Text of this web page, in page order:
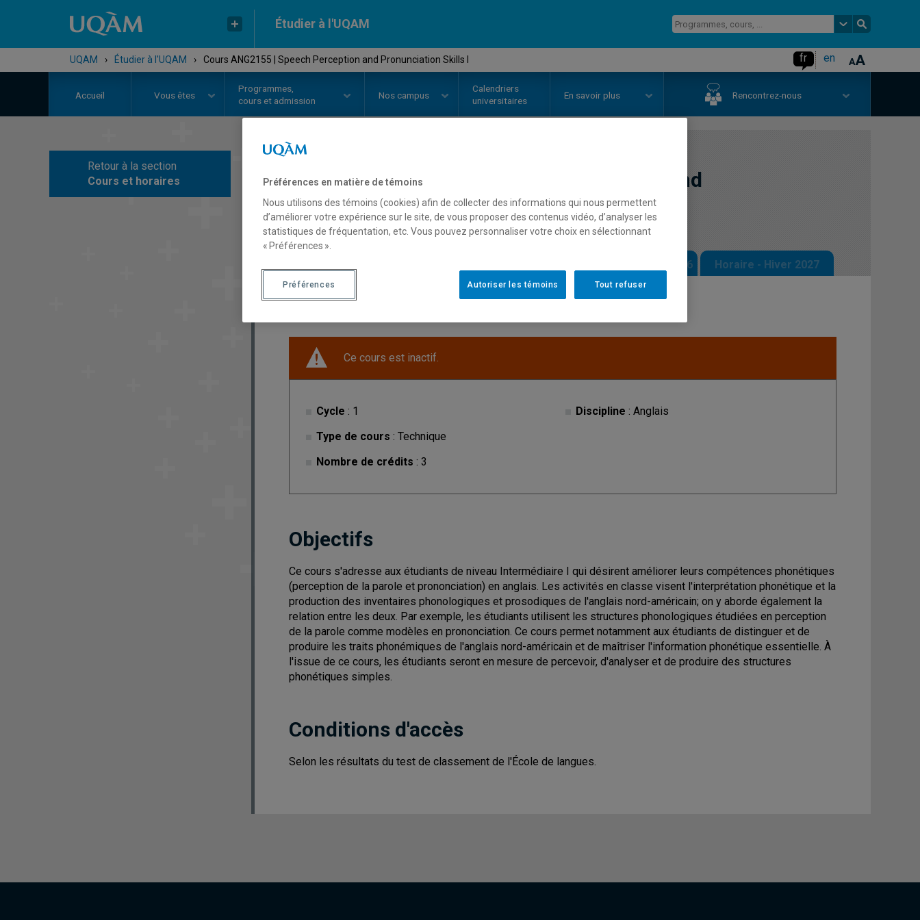
Étudier à l'UQAM
UQAM › Étudier à l'UQAM › Cours ANG2155 | Speech Perception and Pronunciation Skills I fr en
Accueil Vous êtes
Programmes,
cours et admission
Nos campus
Calendriers
universitaires
En savoir plus Rencontrez-nous
Retour à la section
Cours et horaires
COURS// ANG2155
Speech Perception and
Pronunciation Skills I
Horaire - Automne 2026 Horaire - Hiver 2027
Ce cours est inactif.
Cycle : 1
Type de cours : Technique
Nombre de crédits : 3
Discipline : Anglais
Objectifs
Ce cours s'adresse aux étudiants de niveau Intermédiaire I qui désirent améliorer leurs compétences phonétiques
(perception de la parole et prononciation) en anglais. Les activités en classe visent l'interprétation phonétique et la
production des inventaires phonologiques et prosodiques de l'anglais nord-américain; on y aborde également la
relation entre les deux. Par exemple, les étudiants utilisent les structures phonologiques étudiées en perception
de la parole comme modèles en prononciation. Ce cours permet notamment aux étudiants de distinguer et de
produire les traits phonémiques de l'anglais nord-américain et de maîtriser l'information phonétique essentielle. À
l'issue de ce cours, les étudiants seront en mesure de percevoir, d'analyser et de produire des structures
phonétiques simples.
Conditions d'accès
Selon les résultats du test de classement de l'École de langues.
Préférences en matière de témoins
Nous utilisons des témoins (cookies) afin de collecter des informations qui nous permettent
d’améliorer votre expérience sur le site, de vous proposer des contenus vidéo, d’analyser les
statistiques de fréquentation, etc. Vous pouvez personnaliser votre choix en sélectionnant
« Préférences ».
Tout refuser
Autoriser les témoins
Préférences